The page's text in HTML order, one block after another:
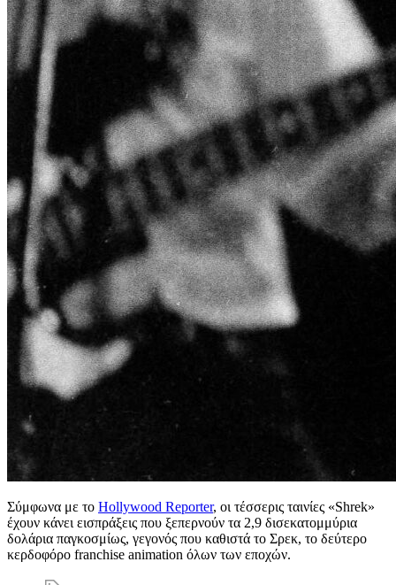
Σύμφωνα με το Hollywood Reporter, οι τέσσερις ταινίες «Shrek»
έχουν κάνει εισπράξεις που ξεπερνούν τα 2,9 δισεκατομμύρια
δολάρια παγκοσμίως, γεγονός που καθιστά το Σρεκ, το δεύτερο
κερδοφόρο franchise animation όλων των εποχών.